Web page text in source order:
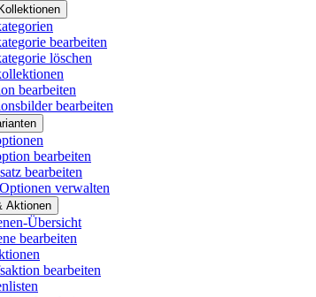
bearbeiten
löschen
bearbeiten
bearbeiten
bearbeiten
bearbeiten
verwalten
Aktionen
Übersicht
bearbeiten
bearbeiten